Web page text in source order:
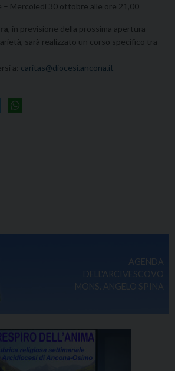
Mercoledì 30 ottobre alle ore 21,00
, in previsione della prossima apertura
sarà realizzato un corso specifico tra
a: caritas@diocesi.ancona.it
AGENDA
DELL'ARCIVESCOVO
MONS. ANGELO SPINA